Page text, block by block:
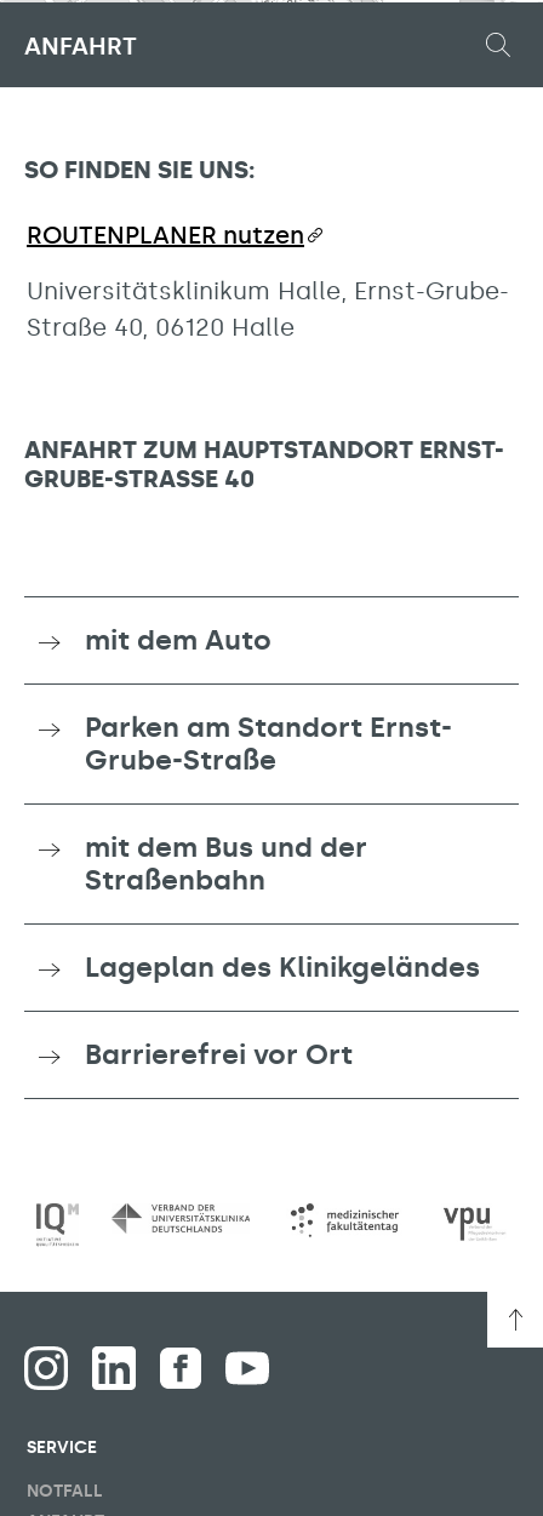
ANFAHRT
SO FINDEN SIE UNS:
ROUTENPLANER nutzen
Universitätsklinikum Halle, Ernst-Grube-
Straße 40, 06120 Halle
ANFAHRT ZUM HAUPTSTANDORT ERNST-
GRUBE-STRASSE 40
mit dem Auto
Parken am Standort Ernst-
Grube-Straße
mit dem Bus und der
Straßenbahn
Lageplan des Klinikgeländes
Barrierefrei vor Ort
SERVICE
NOTFALL